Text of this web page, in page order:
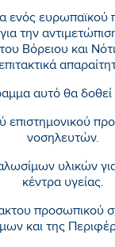
ενός ευρωπαϊκού
την
Βόρειου και
αυτό θα δοθεί
επιστημονικού
νοσηλευτών.
υλικών
κέντρα υγείας.
προσωπικού
και της